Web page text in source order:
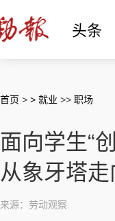
头条
首页 > > 就业 >> 职场
面向学生“
从象牙塔
来源：劳动观察